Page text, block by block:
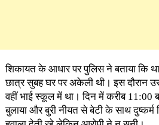
शिकायत के आधार पर पुलिस ने बताया कि
छात्र सुबह घर पर अकेली थी। इस दौरान
वहीं भाई स्कूल में था। दिन में करीब 11:00
बुलाया और बुरी नीयत से बेटी के साथ दुष्कर्म